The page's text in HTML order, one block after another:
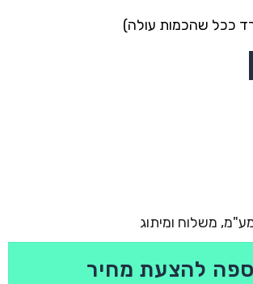
ככל שהכמות עולה)
להצעת מחיר